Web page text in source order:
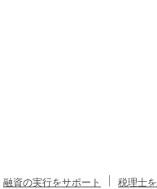
融資の実行をサポート 税理士を